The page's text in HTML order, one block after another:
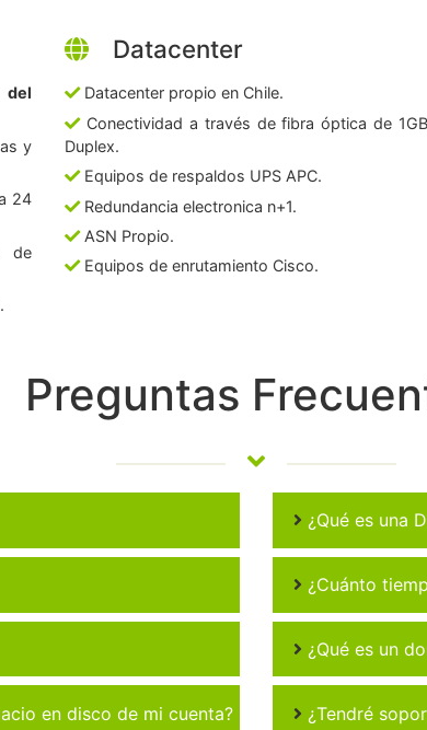
del
y
24
de
Datacenter
Datacenter propio en Chile.
Conectividad a través de fibra óptica de
Duplex.
Equipos de respaldos UPS APC.
Redundancia electronica n+1.
ASN Propio.
Equipos de enrutamiento Cisco.
Preguntas
en disco de mi cuenta?
¿Qué es una
¿Cuánto
¿Qué es un
¿Tendré